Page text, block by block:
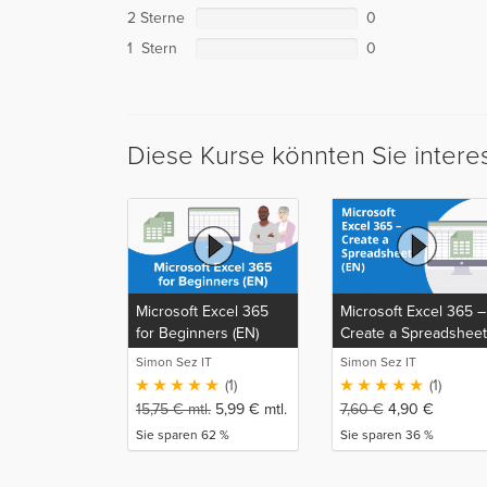
2 Sterne
0
1 Stern
0
Diese Kurse könnten Sie
Microsoft Excel 365
for Beginners (EN)
Simon Sez IT
(1)
15,75€mtl. 5,99 € mtl.
Sie sparen 62 %
Microsoft Excel 365 –
Create a Spreadsheet
(EN)
Simon Sez IT
(1)
7,60€ 4,90 €
Sie sparen 36 %